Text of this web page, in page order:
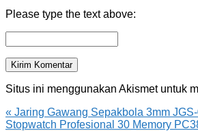
Please type the text above:
Situs ini menggunakan Akismet untuk
« Jaring Gawang Sepakbola 3mm
Stopwatch Profesional 30 Memory